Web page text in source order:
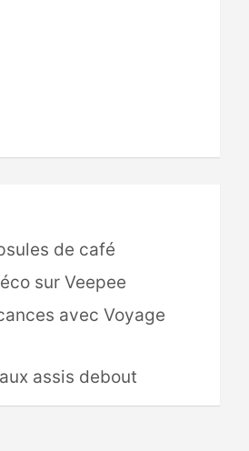
de café
sur Veepee
avec Voyage
assis debout